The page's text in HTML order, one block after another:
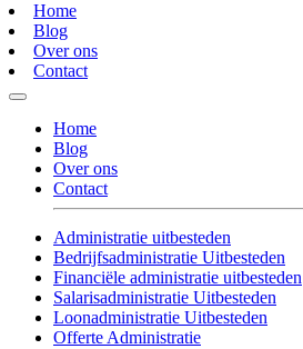
Home
Blog
Over ons
Contact
Home
Blog
Over ons
Contact
Administratie uitbesteden
Bedrijfsadministratie Uitbesteden
Financiële administratie uitbesteden
Salarisadministratie Uitbesteden
Loonadministratie Uitbesteden
Offerte Administratie